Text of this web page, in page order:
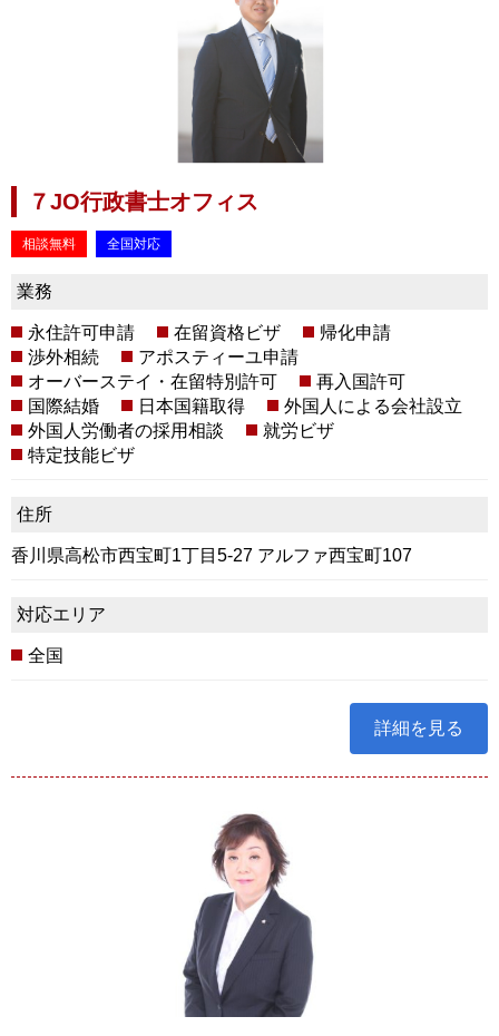
７JO行政書士オフィス
相談無料 全国対応
業務
永住許可申請 在留資格ビザ
帰化申請
渉外相続
アポスティーユ申請
オーバーステイ・在留特別許可
再入国許可
国際結婚
日本国籍取得
外国人による会社設立
外国人労働者の採用相談
就労ビザ
特定技能ビザ
住所
香川県高松市西宝町1丁目5-27 アルファ西宝町107
対応エリア
全国
詳細を見る